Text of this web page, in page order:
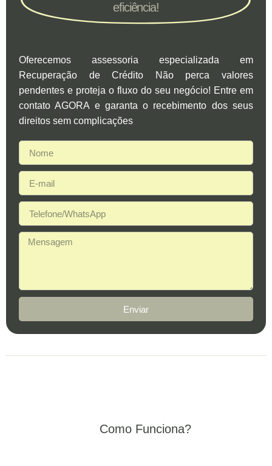
eficiência!
Oferecemos assessoria especializada em
Recuperação de Crédito Não perca valores
pendentes e proteja o fluxo do seu negócio! Entre em
contato AGORA e garanta o recebimento dos seus
direitos sem complicações
Enviar
Como Funciona?